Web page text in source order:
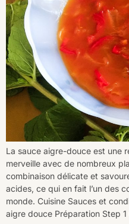
La sauce aigre-douce est une
merveille avec de nombreux
combinaison délicate et
acides, ce qui en fait l’un des
monde. Cuisine Sauces et
aigre douce Préparation Step